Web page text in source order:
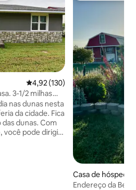
4,92 de uma avaliação média de
4,92 (130)
3-1/2 milhas
nas dunas nesta
da cidade. Fica
das dunas. Com
você pode dirigir
Casa de hóspedes
Endereço da Be